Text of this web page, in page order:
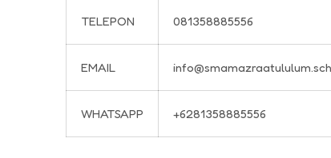
TELEPON 081358885556
EMAIL
WHATSAPP +6281358885556